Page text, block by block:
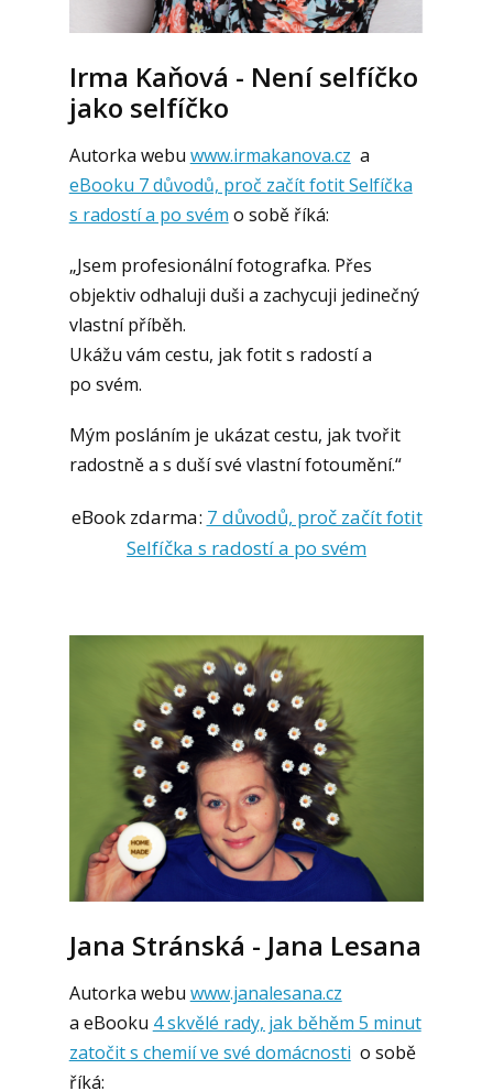
Irma Kaňová - Není selfíčko
jako selfíčko
Autorka webu www.irmakanova.cz a
eBooku 7 důvodů, proč začít fotit Selfíčka
s radostí a po svém o sobě říká:
„Jsem profesionální fotografka. Přes
objektiv odhaluji duši a zachycuji jedinečný
vlastní příběh.
Ukážu vám cestu, jak fotit s radostí a
po svém.
Mým posláním je ukázat cestu, jak tvořit
radostně a s duší své vlastní fotoumění.“
eBook zdarma: 7 důvodů, proč začít fotit
Selfíčka s radostí a po svém
Jana Stránská - Jana Lesana
Autorka webu www.janalesana.cz
a eBooku 4 skvělé rady, jak běhěm 5 minut
zatočit s chemií ve své domácnosti o sobě
říká: